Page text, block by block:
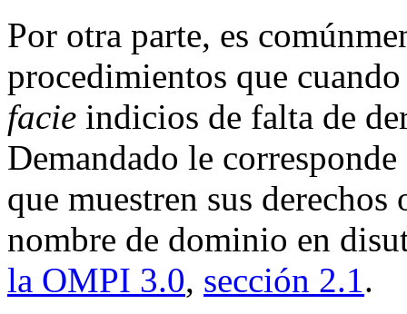
Por otra parte, es
procedimientos que
facie indicios de falta de
Demandado le
que muestren sus
nombre de dominio en
la OMPI 3.0, sección 2.1.